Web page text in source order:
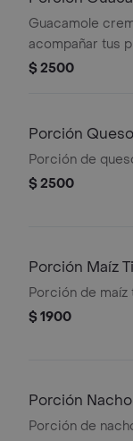
Guacamole
acompañar tus
$ 2500
Porción
Porción de
$ 2500
Porción Maíz
Porción de maíz
$ 1900
Porción
Porción de